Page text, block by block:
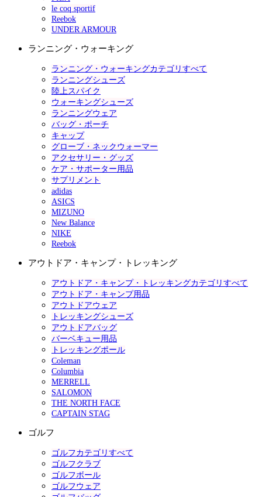
le coq sportif
Reebok
UNDER ARMOUR
ランニング・ウォーキング
ランニング・ウォーキングカテゴリすべて
ランニングシューズ
陸上スパイク
ウォーキングシューズ
ランニングウェア
バッグ・ポーチ
キャップ
グローブ・ネックウォーマー
アクセサリー・グッズ
ケア・サポーター用品
サプリメント
adidas
ASICS
MIZUNO
New Balance
NIKE
Reebok
アウトドア・キャンプ・トレッキング
アウトドア・キャンプ・トレッキングカテゴリすべて
アウトドア・キャンプ用品
アウトドアウェア
トレッキングシューズ
アウトドアバッグ
バーベキュー用品
トレッキングポール
Coleman
Columbia
MERRELL
SALOMON
THE NORTH FACE
CAPTAIN STAG
ゴルフ
ゴルフカテゴリすべて
ゴルフクラブ
ゴルフボール
ゴルフウェア